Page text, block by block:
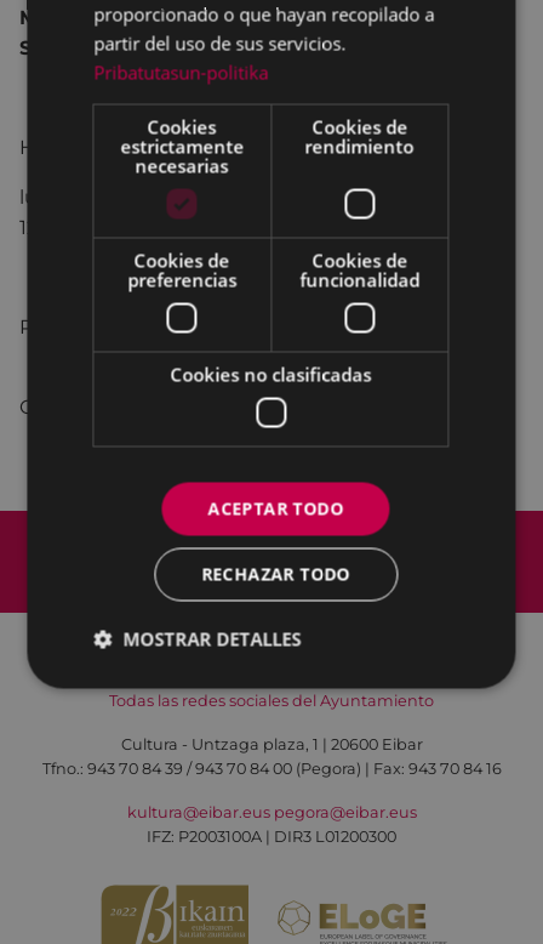
Matasello dedicado al 75 aniversario de la
Sociedad Deportiva Eibar.
H orario especial:
lunes – viernes 18:00 - 20:00 / sábado, domingo
12:00-14:00 18:00-20:00
Para más información pulsa aquí
Organiza: Asociación Filatélica Arrate
Mapa del Sitio
Aviso legal
Política de cookies
Contacto
Todas las redes sociales del Ayuntamiento
Cultura - Untzaga plaza, 1 | 20600 Eibar
Tfno.: 943 70 84 39 / 943 70 84 00 (Pegora) | Fax: 943 70 84 16
kultura@eibar.eus pegora@eibar.eus
IFZ: P2003100A | DIR3 L01200300
proporcionado o que hayan recopilado a
partir del uso de sus servicios.
Pribatutasun-politika
Cookies
estrictamente
necesarias
Cookies de
rendimiento
Cookies de
preferencias
Cookies de
funcionalidad
Cookies no clasificadas
ACEPTAR TODO
RECHAZAR TODO
MOSTRAR DETALLES